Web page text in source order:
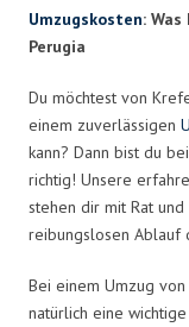
Umzugskosten:
Perugia
Du möchtest von
einem zuverlässigen
kann? Dann bist du
richtig! Unsere
stehen dir mit Rat
reibungslosen Ablauf
Bei einem Umzug
natürlich eine